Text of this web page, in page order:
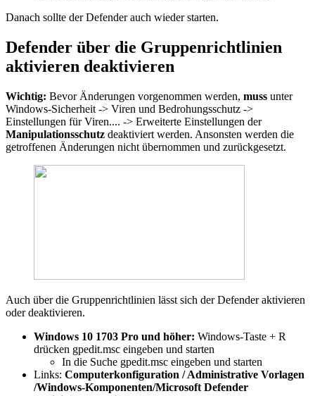
Danach sollte der Defender auch wieder starten.
Defender über die Gruppenrichtlinien
aktivieren deaktivieren
Wichtig: Bevor Änderungen vorgenommen werden, muss unter
Windows-Sicherheit -> Viren und Bedrohungsschutz ->
Einstellungen für Viren.... -> Erweiterte Einstellungen der
Manipulationsschutz deaktiviert werden. Ansonsten werden die
getroffenen Änderungen nicht übernommen und zurückgesetzt.
Auch über die Gruppenrichtlinien lässt sich der Defender aktivieren
oder deaktivieren.
Windows 10 1703 Pro und höher: Windows-Taste + R
drücken gpedit.msc eingeben und starten
In die Suche gpedit.msc eingeben und starten
Links: Computerkonfiguration / Administrative Vorlagen
/Windows-Komponenten/Microsoft Defender